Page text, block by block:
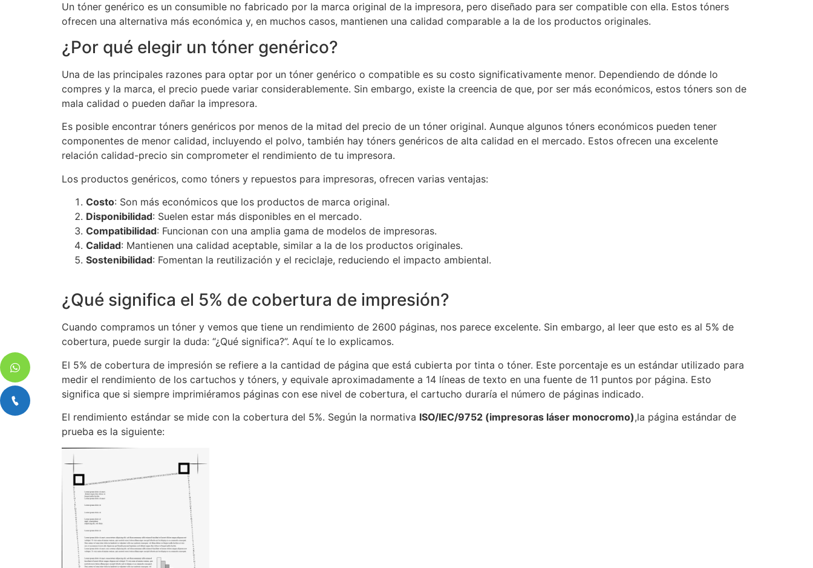
Un tóner genérico es un consumible no fabricado por la marca original de la impresora, pero diseñado para ser compatible con ella. Estos tóners
ofrecen una alternativa más económica y, en muchos casos, mantienen una calidad comparable a la de los productos originales.
¿Por qué elegir un tóner genérico?
Una de las principales razones para optar por un tóner genérico o compatible es su costo significativamente menor. Dependiendo de dónde lo
compres y la marca, el precio puede variar considerablemente. Sin embargo, existe la creencia de que, por ser más económicos, estos tóners son de
mala calidad o pueden dañar la impresora.
Es posible encontrar tóners genéricos por menos de la mitad del precio de un tóner original. Aunque algunos tóners económicos pueden tener
componentes de menor calidad, incluyendo el polvo, también hay tóners genéricos de alta calidad en el mercado. Estos ofrecen una excelente
relación calidad-precio sin comprometer el rendimiento de tu impresora.
Los productos genéricos, como tóners y repuestos para impresoras, ofrecen varias ventajas:
Costo: Son más económicos que los productos de marca original.
Disponibilidad: Suelen estar más disponibles en el mercado.
Compatibilidad: Funcionan con una amplia gama de modelos de impresoras.
Calidad: Mantienen una calidad aceptable, similar a la de los productos originales.
Sostenibilidad: Fomentan la reutilización y el reciclaje, reduciendo el impacto ambiental.
¿Qué significa el 5% de cobertura de impresión?
Cuando compramos un tóner y vemos que tiene un rendimiento de 2600 páginas, nos parece excelente. Sin embargo, al leer que esto es al 5% de
cobertura, puede surgir la duda: “¿Qué significa?”. Aquí te lo explicamos.
El 5% de cobertura de impresión se refiere a la cantidad de página que está cubierta por tinta o tóner. Este porcentaje es un estándar utilizado para
medir el rendimiento de los cartuchos y tóners, y equivale aproximadamente a 14 líneas de texto en una fuente de 11 puntos por página. Esto
significa que si siempre imprimiéramos páginas con ese nivel de cobertura, el cartucho duraría el número de páginas indicado.
El rendimiento estándar se mide con la cobertura del 5%. Según la normativa ISO/IEC/9752 (impresoras láser monocromo),la página estándar de
prueba es la siguiente: